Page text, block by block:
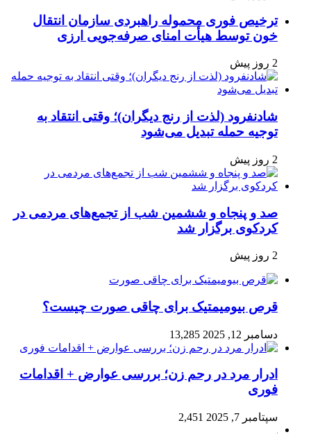
ترخیص فوری محموله راهبردی سازمان انتقال
خون توسط هیأت امنای صرفه‌جویی ارزی
2 روز پیش
شادنفرود (لذت از رنج دیگران)؛ وقتی انتقاد به
توجیه حمله تبدیل می‌شود
2 روز پیش
صد و پنجاه‌ و ششمین شب از تجمع‌های مردمی در
کردکوی برگزار شد
2 روز پیش
قرص بیومیمتیک برای چاقی صورت چیست؟
دسامبر 12, 2025 13,285
ادرار مرد در رحم زن؛ بررسی عوارض + اقدامات
فوری
سپتامبر 7, 2025 2,451